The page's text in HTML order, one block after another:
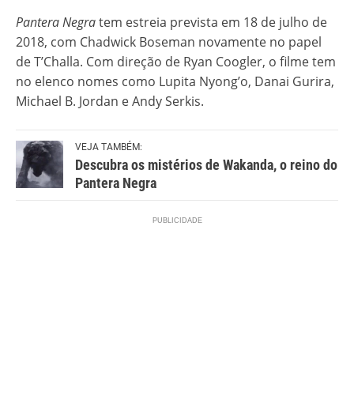
Pantera Negratem estreia prevista em 18 de julho de
2018, com Chadwick Boseman novamente no papel
de T’Challa. Com direção de Ryan Coogler, o filme tem
no elenco nomes como Lupita Nyong’o, Danai Gurira,
Michael B. Jordan e Andy Serkis.
VEJA TAMBÉM:
Descubra os mistérios de Wakanda, o reino do
Pantera Negra